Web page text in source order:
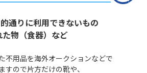
通りに利用できないもの
た物（食器）など
不用品を海外オークションなどで
すので片方だけの靴や、